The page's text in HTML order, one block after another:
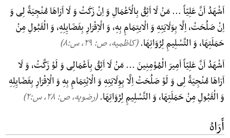
اَشْهَدُ اَنَّ عَلِیّاً ... مَنْ لَا اَثِقُ بِالْاَعْمَالِ وَ اِنْ زَکَتْ وَ لَا اَرَاهَا مُنْجِیَةً لِی وَ
اِنْ صَلُحَتْ، اِلَّا بِوَلَایَتِهِ وَ الْایتِمَامِ بِهِ، وَ الْاِقْرَارِ بِفَضَایِلِهِ، وَ الْقَبُولِ مِنْ
حَمَلَتِهَا، وَ التَّسْلِیمِ لِرُوَاتِهَا.(کاظمیه، ص: ۲۹, س:۸)
اَشْهَدُ اَنَّ عَلِیّاً اَمِیرَ الْمُوْمِنِینَ ... مَنْ لَا اَثِقُ بِاَعْمَالِی وَ لَوْ زَکَّتْ، وَ لَا
اَرَاهَا مُنْجِیَةً لِی وَ لَوْ صَلُحَتْ اِلَّا بِوِلَایَتِهِ وَ الْایْتِمَامِ بِهِ وَ الْاِقْرَارِ بِفَضَایِلِهِ
وَ الْقَبُولِ مِنْ حَمَلَتِهَا، وَ التَّسْلِیمِ لِرُوَاتِهَا.(رضویه، ص: ۲۸, س:۲)
أَرَاهُ